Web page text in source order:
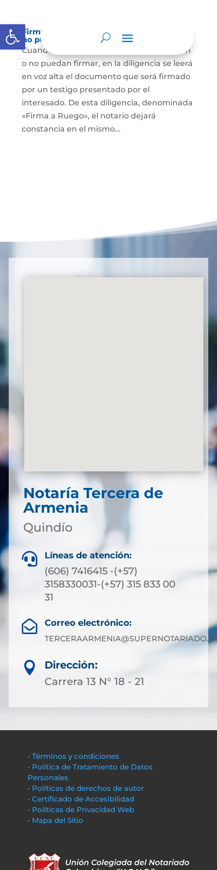
Abrir barra de herramientas
Firma a Ruego – Personas que no saben o
no puede firmar
Cuando se trate de personas que no sepan
o no puedan firmar, en la diligencia se leerá
en voz alta el documento que será firmado
por un testigo presentado por el
interesado. De esta diligencia, denominada
«Firma a Ruego», el notario dejará
constancia en el mismo...
Notaría Tercera de
Armenia
Quindío
 Líneas de atención:
(606) 7416415 -(+57)
3158330031-(+57) 315 833 00
31
 Correo electrónico:

Dirección:
Carrera 13 N° 18 - 21
• Términos y condiciones
• Política de Tratamiento de Datos
Personales
• Políticas de derechos de autor
• Certificado de Accesibilidad
• Políticas de Privacidad Web
• Mapa del Sitio